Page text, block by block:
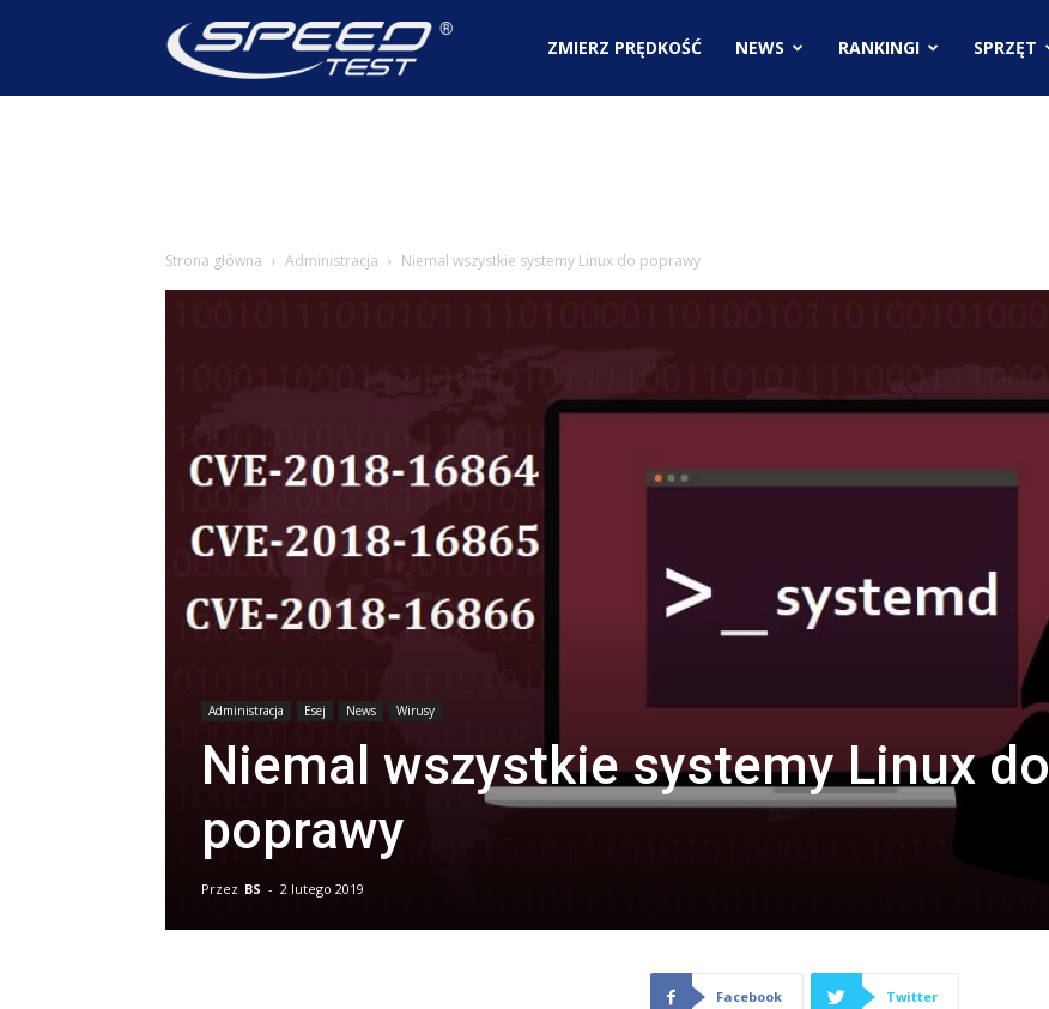
SpeedTest.plZMIERZ PRĘDKOŚĆ NEWS RANKINGI SPRZĘT
Strona główna Administracja Niemal wszystkie systemy Linux do poprawy
Administracja Esej News Wirusy
Niemal wszystkie systemy Linux do
poprawy
Przez BS - 2 lutego 2019
Facebook Twitter